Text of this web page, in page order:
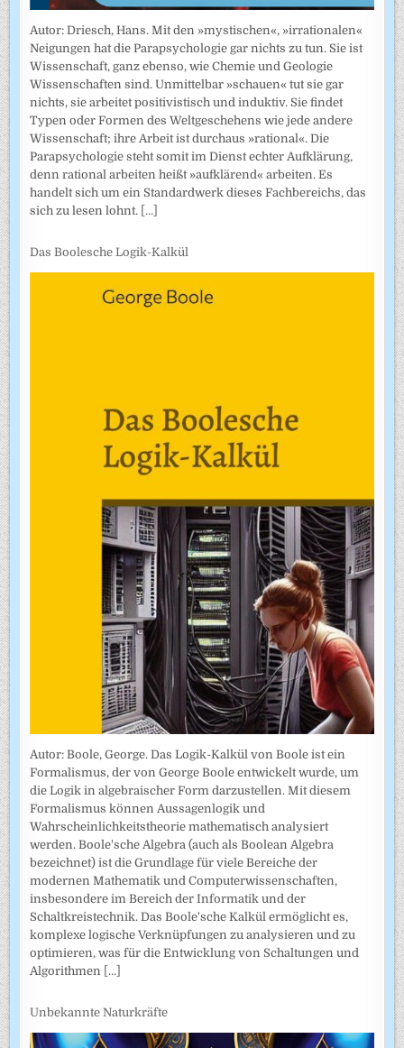
Autor: Driesch, Hans. Mit den »mystischen«, »irrationalen«
Neigungen hat die Parapsychologie gar nichts zu tun. Sie ist
Wissenschaft, ganz ebenso, wie Chemie und Geologie
Wissenschaften sind. Unmittelbar »schauen« tut sie gar
nichts, sie arbeitet positivistisch und induktiv. Sie findet
Typen oder Formen des Weltgeschehens wie jede andere
Wissenschaft; ihre Arbeit ist durchaus »rational«. Die
Parapsychologie steht somit im Dienst echter Aufklärung,
denn rational arbeiten heißt »aufklärend« arbeiten. Es
handelt sich um ein Standardwerk dieses Fachbereichs, das
sich zu lesen lohnt. [...]
Das Boolesche Logik-Kalkül
Autor: Boole, George. Das Logik-Kalkül von Boole ist ein
Formalismus, der von George Boole entwickelt wurde, um
die Logik in algebraischer Form darzustellen. Mit diesem
Formalismus können Aussagenlogik und
Wahrscheinlichkeitstheorie mathematisch analysiert
werden. Boole'sche Algebra (auch als Boolean Algebra
bezeichnet) ist die Grundlage für viele Bereiche der
modernen Mathematik und Computerwissenschaften,
insbesondere im Bereich der Informatik und der
Schaltkreistechnik. Das Boole'sche Kalkül ermöglicht es,
komplexe logische Verknüpfungen zu analysieren und zu
optimieren, was für die Entwicklung von Schaltungen und
Algorithmen [...]
Unbekannte Naturkräfte